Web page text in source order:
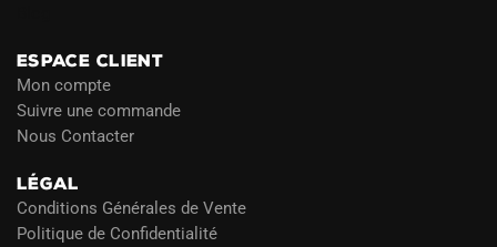
ESPACE CLIENT
Mon compte
Suivre une commande
Nous Contacter
LÉGAL
Conditions Générales de Vente
Politique de Confidentialité